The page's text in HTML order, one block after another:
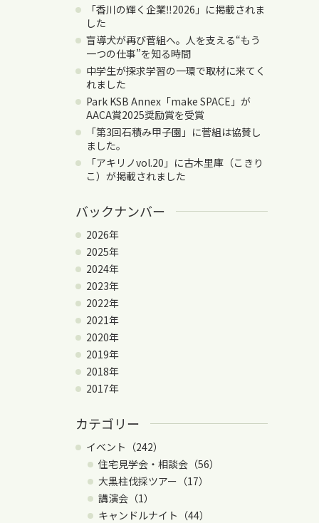
「香川の輝く企業‼2026」に掲載されま
した
盲導犬が再び菅組へ。人を支える“もう
一つの仕事”を知る時間
中学生が探求学習の一環で取材に来てく
れました
Park KSB Annex「make SPACE」が
AACA賞2025奨励賞を受賞
「第3回石積み甲子園」に菅組は協賛し
ました。
「アキリノvol.20」に古木里庫（こきり
こ）が掲載されました
バックナンバー
2026年
2025年
2024年
2023年
2022年
2021年
2020年
2019年
2018年
2017年
カテゴリー
イベント（242）
住宅見学会・相談会（56）
大黒柱伐採ツアー（17）
講演会（1）
キャンドルナイト（44）